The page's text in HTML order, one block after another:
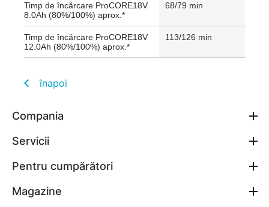
Timp de încărcare ProCORE18V
8.0Ah (80%/100%) aprox.*
68/79 min
Timp de încărcare ProCORE18V
12.0Ah (80%/100%) aprox.*
113/126 min
înapoi
Compania
Servicii
Pentru cumpărători
Magazine